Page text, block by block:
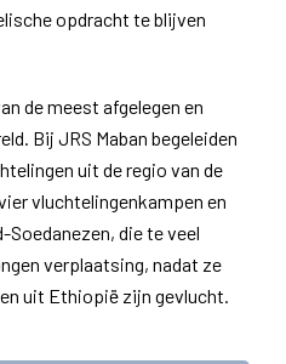
opdracht te blijven
de meest afgelegen en
Bij JRS Maban begeleiden
uit de regio van de
vluchtelingenkampen en
Soedanezen, die te veel
verplaatsing, nadat ze
uit Ethiopië zijn gevlucht.